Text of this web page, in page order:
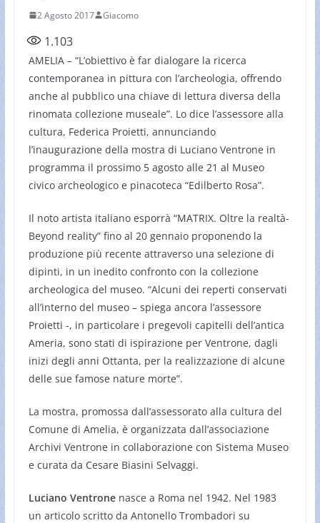
2 Agosto 2017 Giacomo
1.103
AMELIA – “L’obiettivo è far dialogare la ricerca
contemporanea in pittura con l’archeologia, offrendo
anche al pubblico una chiave di lettura diversa della
rinomata collezione museale”. Lo dice l’assessore alla
cultura, Federica Proietti, annunciando
l’inaugurazione della mostra di Luciano Ventrone in
programma il prossimo 5 agosto alle 21 al Museo
civico archeologico e pinacoteca “Edilberto Rosa”.
Il noto artista italiano esporrà “MATRIX. Oltre la realtà-
Beyond reality” fino al 20 gennaio proponendo la
produzione più recente attraverso una selezione di
dipinti, in un inedito confronto con la collezione
archeologica del museo. “Alcuni dei reperti conservati
all’interno del museo – spiega ancora l’assessore
Proietti -, in particolare i pregevoli capitelli dell’antica
Ameria, sono stati di ispirazione per Ventrone, dagli
inizi degli anni Ottanta, per la realizzazione di alcune
delle sue famose nature morte”.
La mostra, promossa dall’assessorato alla cultura del
Comune di Amelia, è organizzata dall’associazione
Archivi Ventrone in collaborazione con Sistema Museo
e curata da Cesare Biasini Selvaggi.
Luciano Ventronenasce a Roma nel 1942. Nel 1983
un articolo scritto da Antonello Trombadori su